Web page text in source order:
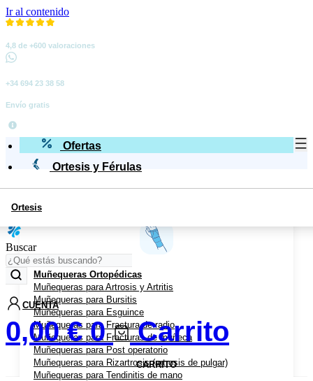
Ir al contenido
4,8 de +600 valoraciones
+34 694 23 38 58
Envío gratis
Ofertas
Ortesis y Férulas
Ortesis
Miembro Superior
Muñequeras Ortopédicas
Muñequeras para Artrosis y Artritis
Muñequeras para Bursitis
Muñequeras para Esguince
Muñequeras para Fractura de radio
Muñequeras para Fracturas de muñeca
Muñequeras para Post operatorio
Muñequeras para Rizartrosis (artrosis de pulgar)
Muñequeras para Tendinitis de mano
Buscar
CUENTA
0,00€ 0 Carrito
CARRITO